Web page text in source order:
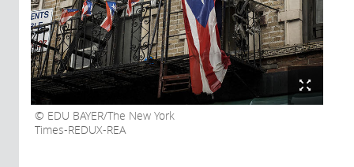
EDU BAYER/The New York
Times-REDUX-REA